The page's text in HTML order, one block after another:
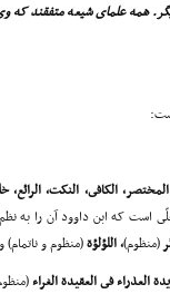
همه علماى شیعه متفقند که
الکافى، النکت،
است که ابن داوود آن را به
(منظوم)، اللؤلؤة(منظوم و ناتمام)
العذراء فى العقیدة الغراء